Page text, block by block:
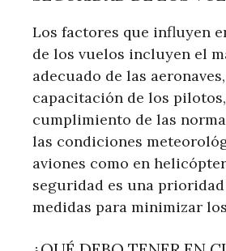
Los factores que influyen
de los vuelos incluyen el
adecuado de las
capacitación de los
cumplimiento de las
las condiciones
aviones como en
seguridad es una
medidas para minimizar